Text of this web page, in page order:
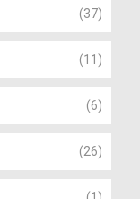
(37)
(11)
(6)
(26)